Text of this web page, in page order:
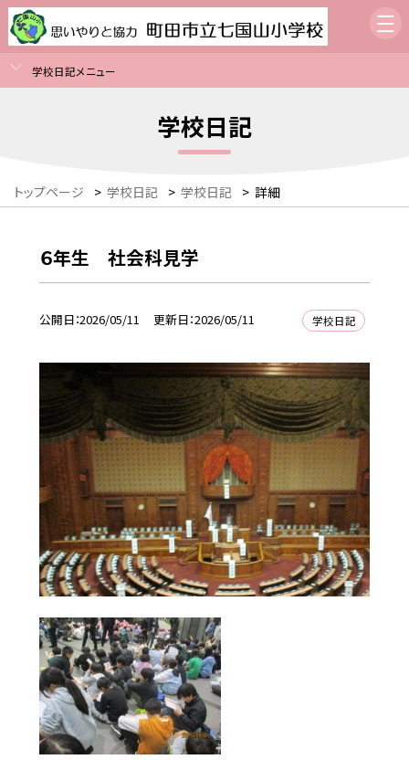
学校日記メニュー
学校日記
トップページ > 学校日記 > 学校日記 > 詳細
６年生 社会科見学
公開日 2026/05/11 更新日 2026/05/11 学校日記